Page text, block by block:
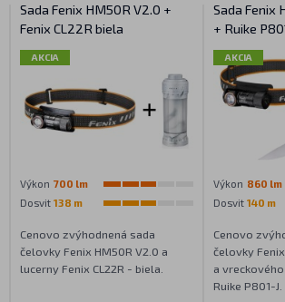
Sada Fenix HM50R V2.0 +
Fenix CL22R biela
AKCIA
Výkon 700 lm
Dosvit 138 m
Cenovo zvýhodnená sada
čelovky Fenix HM50R V2.0 a
lucerny Fenix CL22R - biela.
Sada Fenix
+ Ruike
AKCIA
Výkon 860 lm
Dosvit 140 m
Cenovo
čelovky Fenix
a
Ruike P801-J.